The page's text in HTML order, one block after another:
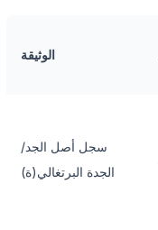
الوثيقة
سجل أصل الجد/
الجدة البرتغالي(ة)